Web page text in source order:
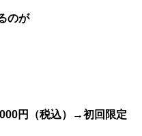
のが
円（税込）→初回限定